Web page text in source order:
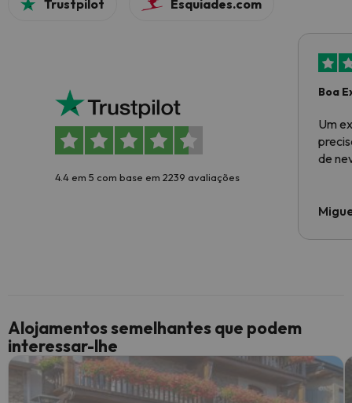
Trustpilot Esquiades.com
4.4 em 5 com base em 2239 avaliações
Boa
Um
de
Alojamentos semelhantes que podem
interessar-lhe